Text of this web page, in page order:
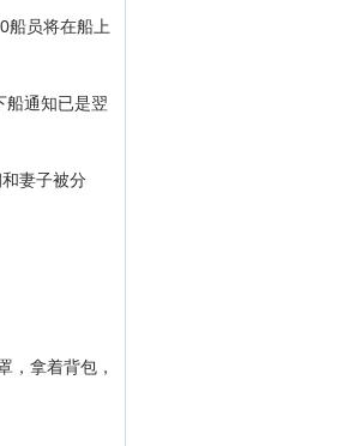
船员将在船上
通知已是翌
妻子被分
，拿着背包，